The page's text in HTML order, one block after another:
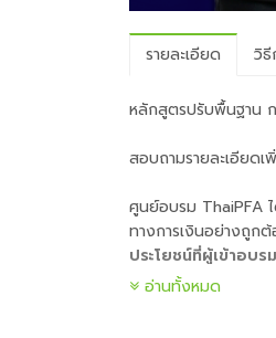
รายละเอียด วิธี
หลักสูตรปรับพื้นฐาน ก
สอบถามรายละเอียด
ศูนย์อบรม ThaiPFA
ทางการเงินอย่างถูก
ประโยชน์ที่ผู้เข้าอบร
มีความเข้าใจพื้
อ่านทั้งหมด